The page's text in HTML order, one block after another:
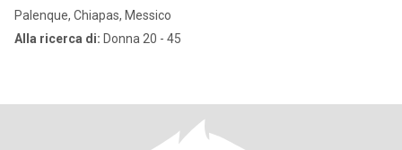
Palenque, Chiapas, Messico
Alla ricerca di: Donna 20 - 45